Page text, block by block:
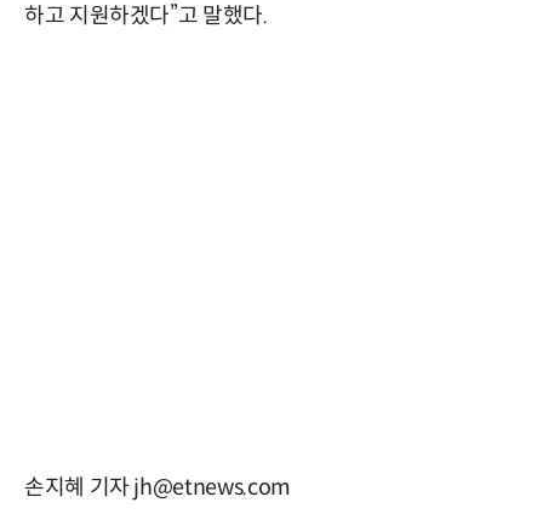
하고 지원하겠다”고 말했다.
손지혜 기자 jh@etnews.com